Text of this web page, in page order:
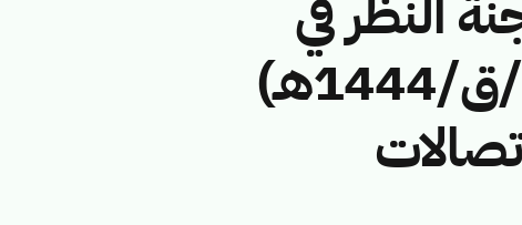
مخالفات نظام الاتصالات رقم (43114776/ق/1444هـ)